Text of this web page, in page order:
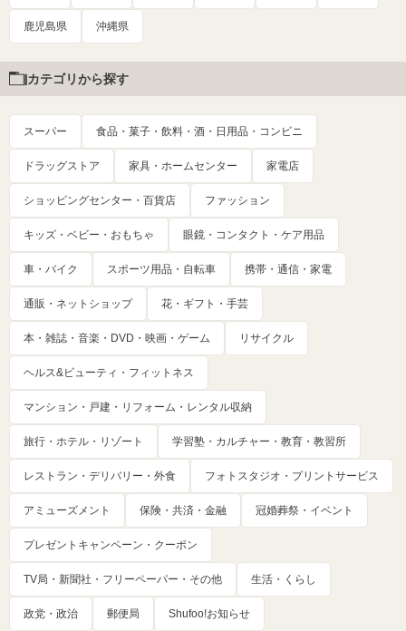
鹿児島県 沖縄県
カテゴリから探す
スーパー 食品・菓子・飲料・酒・日用品・コンビニ
ドラッグストア 家具・ホームセンター 家電店
ショッピングセンター・百貨店 ファッション
キッズ・ベビー・おもちゃ 眼鏡・コンタクト・ケア用品
車・バイク スポーツ用品・自転車 携帯・通信・家電
通販・ネットショップ 花・ギフト・手芸
本・雑誌・音楽・DVD・映画・ゲーム リサイクル
ヘルス&ビューティ・フィットネス
マンション・戸建・リフォーム・レンタル収納
旅行・ホテル・リゾート 学習塾・カルチャー・教育・教習所
レストラン・デリバリー・外食 フォトスタジオ・プリントサービス
アミューズメント 保険・共済・金融 冠婚葬祭・イベント
プレゼントキャンペーン・クーポン
TV局・新聞社・フリーペーパー・その他 生活・くらし
政党・政治 郵便局 Shufoo!お知らせ